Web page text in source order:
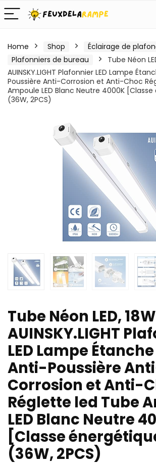
Home Shop
Éclairage de
Plafonniers de bureau
Tube Néon
AUINSKY.LIGHT Plafonnier LED Lampe
Poussière Anti-Corrosion et Anti-Choc
Ampoule LED Blanc Neutre 4000K
(36W, 2PCS)
Tube Néon LED,
AUINSKY.LIGHT
LED Lampe
Anti-Poussière
Corrosion et Anti-
Réglette led Tube
LED Blanc Neutre
[Classe
(36W, 2PCS)